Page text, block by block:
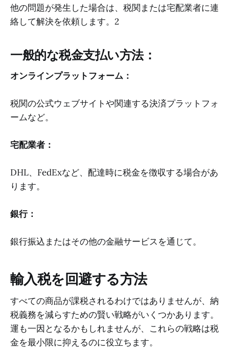
他の問題が発生した場合は、税関または宅配業者に連
絡して解決を依頼します。2
一般的な税金支払い方法：
オンラインプラットフォーム：
税関の公式ウェブサイトや関連する決済プラットフォ
ームなど。
宅配業者：
DHL、FedExなど、配達時に税金を徴収する場合があ
ります。
銀行：
銀行振込またはその他の金融サービスを通じて。
輸入税を回避する方法
すべての商品が課税されるわけではありませんが、納
税義務を減らすための賢い戦略がいくつかあります。
運も一因となるかもしれませんが、これらの戦略は税
金を最小限に抑えるのに役立ちます。